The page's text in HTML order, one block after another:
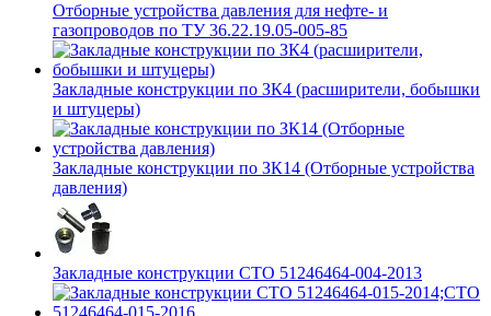
Отборные устройства давления для нефте- и
газопроводов по ТУ 36.22.19.05-005-85
Закладные конструкции по ЗК4 (расширители, бобышки
и штуцеры)
Закладные конструкции по ЗК14 (Отборные устройства
давления)
Закладные конструкции СТО 51246464-004-2013